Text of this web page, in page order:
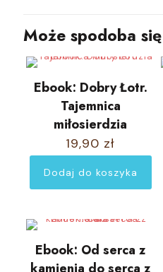
Może spodoba
Ebook: Dobry Łotr.
Tajemnica
miłosierdzia
19,90 zł
Dodaj do koszyka
Ebook: Od serca z